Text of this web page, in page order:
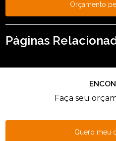
Orçamento
Páginas
Faça seu
Quero meu